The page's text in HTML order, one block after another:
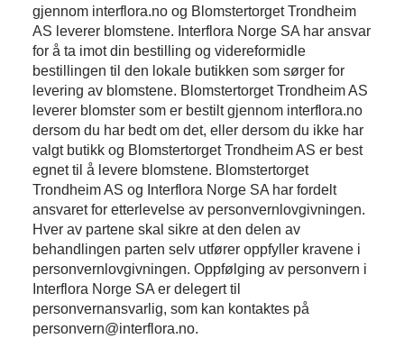
gjennom interflora.no og Blomstertorget Trondheim
AS leverer blomstene. Interflora Norge SA har ansvar
for å ta imot din bestilling og videreformidle
bestillingen til den lokale butikken som sørger for
levering av blomstene. Blomstertorget Trondheim AS
leverer blomster som er bestilt gjennom interflora.no
dersom du har bedt om det, eller dersom du ikke har
valgt butikk og Blomstertorget Trondheim AS er best
egnet til å levere blomstene. Blomstertorget
Trondheim AS og Interflora Norge SA har fordelt
ansvaret for etterlevelse av personvernlovgivningen.
Hver av partene skal sikre at den delen av
behandlingen parten selv utfører oppfyller kravene i
personvernlovgivningen. Oppfølging av personvern i
Interflora Norge SA er delegert til
personvernansvarlig, som kan kontaktes på
personvern@interflora.no.